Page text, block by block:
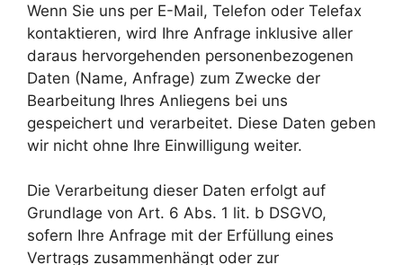
Wenn Sie uns per E-Mail, Telefon oder Telefax
kontaktieren, wird Ihre Anfrage inklusive aller
daraus hervorgehenden personenbezogenen
Daten (Name, Anfrage) zum Zwecke der
Bearbeitung Ihres Anliegens bei uns
gespeichert und verarbeitet. Diese Daten geben
wir nicht ohne Ihre Einwilligung weiter.
Die Verarbeitung dieser Daten erfolgt auf
Grundlage von Art. 6 Abs. 1 lit. b DSGVO,
sofern Ihre Anfrage mit der Erfüllung eines
Vertrags zusammenhängt oder zur